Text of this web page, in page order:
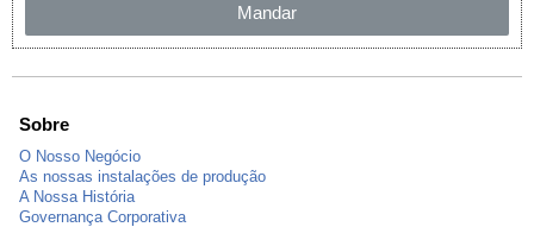
Mandar
Sobre
O Nosso Negócio
As nossas instalações de produção
A Nossa História
Governança Corporativa